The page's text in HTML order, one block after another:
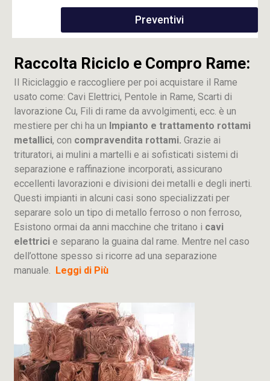
Preventivi
Raccolta Riciclo e Compro Rame:
Il Riciclaggio e raccogliere per poi acquistare il Rame
usato come: Cavi Elettrici, Pentole in Rame, Scarti di
lavorazione Cu, Fili di rame da avvolgimenti, ecc. è un
mestiere per chi ha un Impianto e trattamento rottami
metallici, con compravendita rottami. Grazie ai
trituratori, ai mulini a martelli e ai sofisticati sistemi di
separazione e raffinazione incorporati, assicurano
eccellenti lavorazioni e divisioni dei metalli e degli inerti.
Questi impianti in alcuni casi sono specializzati per
separare solo un tipo di metallo ferroso o non ferroso,
Esistono ormai da anni macchine che tritano i cavi
elettrici e separano la guaina dal rame. Mentre nel caso
dell’ottone spesso si ricorre ad una separazione
manuale. Leggi di Più